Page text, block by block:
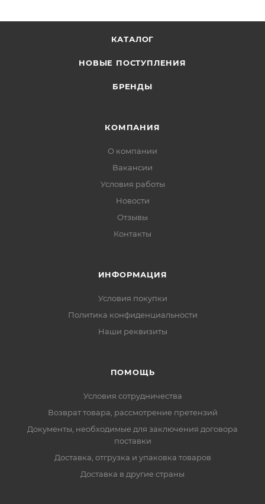
КАТАЛОГ
НОВЫЕ ПОСТУПЛЕНИЯ
БРЕНДЫ
КОМПАНИЯ
О компании
Вакансии
Условия работы
Новости
Отзывы
Контакты
ИНФОРМАЦИЯ
Условия покупки
Политика конфиденциальности
Наши реквизиты
ПОМОЩЬ
Условия сотрудничества
Возврат товара, рассмотрение претензий
Документы, необходимые для заключения договора
поставки
Доставка, отгрузка и упаковка товаров
Доставка в другие страны